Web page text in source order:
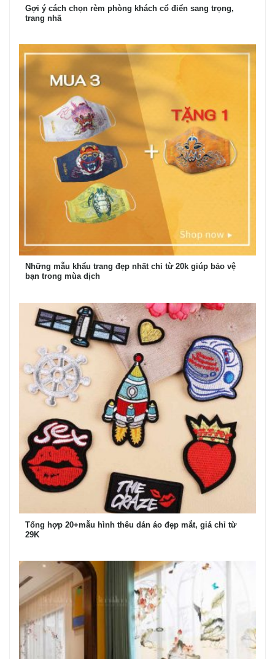
Gợi ý cách chọn rèm phòng khách cổ điển sang trọng,
trang nhã
Những mẫu khẩu trang đẹp nhất chỉ từ 20k giúp bảo vệ
bạn trong mùa dịch
Tổng hợp 20+mẫu hình thêu dán áo đẹp mắt, giá chỉ từ
29K